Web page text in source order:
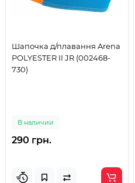
Шапочка д/плавання Arena
POLYESTER II JR (002468-
730)
В наличии
290 грн.